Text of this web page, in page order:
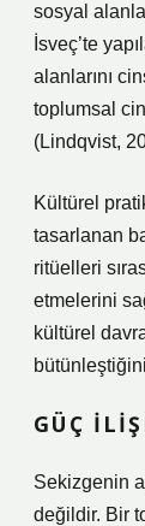
sosyal
İsveç’te
alanlarını
toplumsal
(Lindqvist,
Kültürel
tasarlanan
ritüelleri
etmelerini
kültürel
GÜÇ
Sekizgenin
değildir. Bir